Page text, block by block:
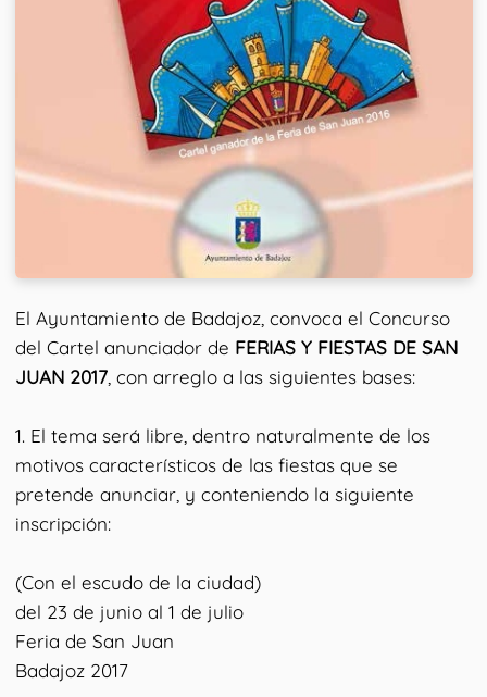
El Ayuntamiento de Badajoz, convoca el Concurso
del Cartel anunciador de FERIAS Y FIESTAS DE SAN
JUAN 2017, con arreglo a las siguientes bases:
1. El tema será libre, dentro naturalmente de los
motivos característicos de las fiestas que se
pretende anunciar, y conteniendo la siguiente
inscripción:
(Con el escudo de la ciudad)
del 23 de junio al 1 de julio
Feria de San Juan
Badajoz 2017